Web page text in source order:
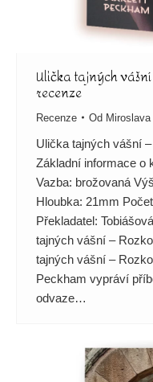
Ulička tajných
recenze
Recenze Od
Ulička tajných vášní
Základní informace
Vazba: brožovaná
Hloubka: 21mm
Překladatel:
tajných vášní –
tajných vášní –
Peckham vypráví
odvaze…